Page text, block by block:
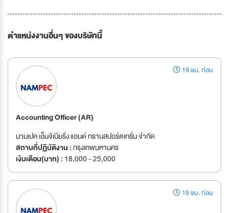
ตำแหน่งงานอื่นๆ ของบริษัทนี้
19 ชม. ก่อน
Accounting Officer (AR)
นามเปค เอ็นจิเนียริ่ง แอนด์ ทรานสปอร์ตเทชั่น จำกัด
สถานที่ปฏิบัติงาน :กรุงเทพมหานคร
เงินเดือน(บาท) : 18,000 - 25,000
19 ชม. ก่อน